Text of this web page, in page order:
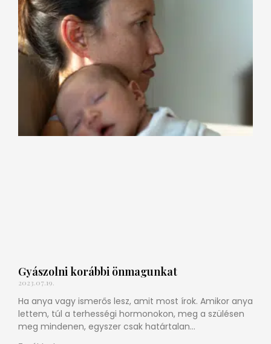
Gyászolni korábbi önmagunkat
2023.07.19.
Ha anya vagy ismerős lesz, amit most írok. Amikor anya
lettem, túl a terhességi hormonokon, meg a szülésen
meg mindenen, egyszer csak határtalan